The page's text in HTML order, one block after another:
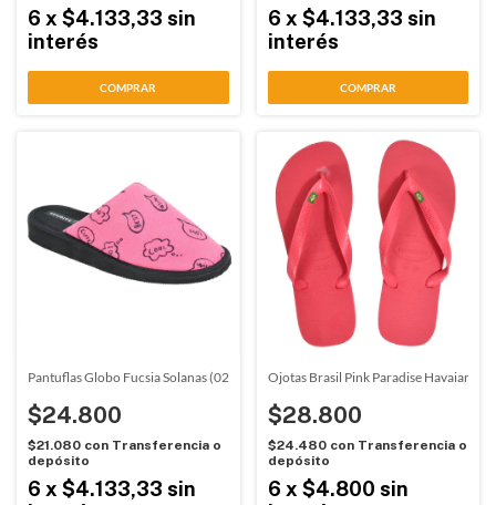
6 x $4.133,33 sin
interés
COMPRAR
6 x $4.133,33 sin
interés
COMPRAR
Pantuflas Globo Fucsia Solanas (02432)
$24.800
$21.080 con Transferencia o
depósito
6 x $4.133,33 sin
Ojotas Brasil Pink Paradise Havaianas
$28.800
$24.480 con Transferencia o
depósito
6 x $4.800 sin